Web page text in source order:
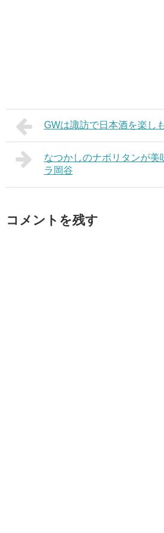
GWは諏訪で日本酒を楽し
なつかしのナポリタンが
ラ岡谷
コメントを残す